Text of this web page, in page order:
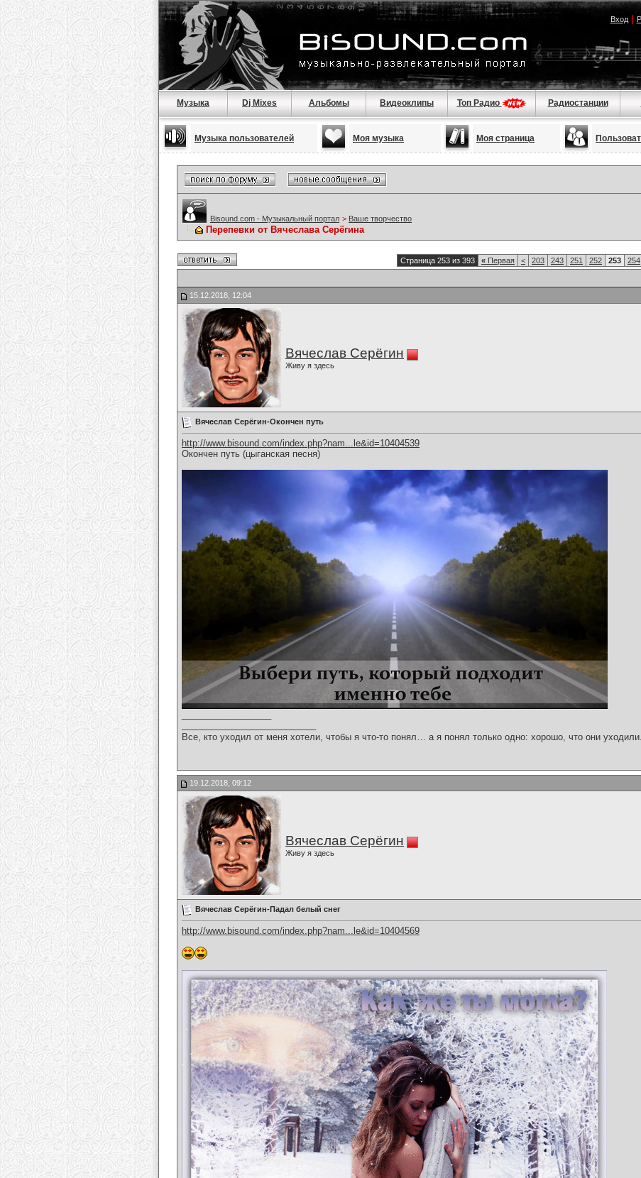
Вход|
Музыка Dj Mixes Альбомы Видеоклипы Топ Радио Радиостанции
Музыка пользователей Моя музыка Моя страница
Bisound.com - Музыкальный портал > Ваше творчество
Перепевки от Вячеслава Серёгина
Страница 253 из 393 « Первая < 203 243 251 252 253 254
15.12.2018, 12:04
Вячеслав Серёгин
Живу я здесь
Вячеслав Серёгин-Окончен путь
http://www.bisound.com/index.php?nam...le&id=10404539
Окончен путь (цыганская песня)
Все, кто уходил от меня хотели, чтобы я что-то понял… а я понял только одно: хорошо, что они уходили.
19.12.2018, 09:12
Вячеслав Серёгин
Живу я здесь
Вячеслав Серёгин-Падал белый снег
http://www.bisound.com/index.php?nam...le&id=10404569